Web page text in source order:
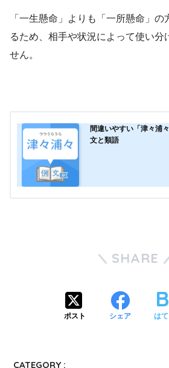
「一生懸命」よりも「一所懸命」
るため、相手や状況によって使い分
せん。
間違いやすい「津々浦
文と類語
SHARE
ポスト シェア は
CATEGORY :